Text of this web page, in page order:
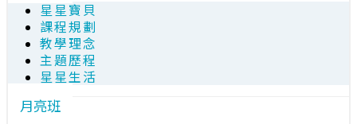
星星寶貝
課程規劃
教學理念
主題歷程
星星生活
月亮班